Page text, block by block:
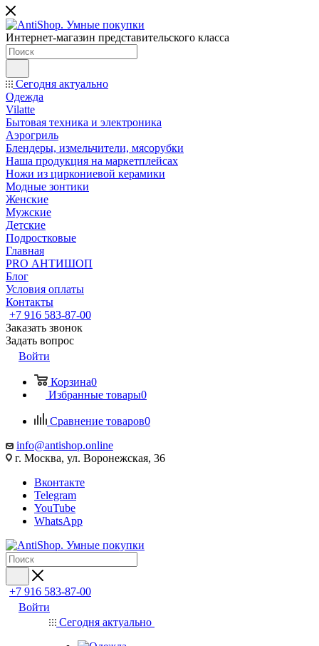
Интернет-магазин представительского класса
Сегодня актуально
Одежда
Vilatte
Бытовая техника и электроника
Аэрогриль
Блендеры, измельчители, мясорубки
Наша продукция на маркетплейсах
Ножи из циркониевой керамики
Модные зонтики
Женские
Мужские
Детские
Подростковые
Главная
PRO АНТИШОП
Блог
Условия оплаты
Контакты
+7 916 583-87-00
Заказать звонок
Задать вопрос
Войти
Корзина0
Избранные товары0
Сравнение товаров0
info@antishop.online
г. Москва, ул. Воронежская, 36
Вконтакте
Telegram
YouTube
WhatsApp
+7 916 583-87-00
Войти
Сегодня актуально